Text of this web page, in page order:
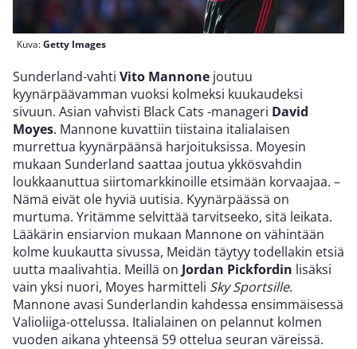
Kuva:Getty Images
Sunderland-vahti Vito Mannone joutuu
kyynärpäävamman vuoksi kolmeksi kuukaudeksi
sivuun. Asian vahvisti Black Cats -manageri David
Moyes. Mannone kuvattiin tiistaina italialaisen
murrettua kyynärpäänsä harjoituksissa. Moyesin
mukaan Sunderland saattaa joutua ykkösvahdin
loukkaanuttua siirtomarkkinoille etsimään korvaajaa. –
Nämä eivät ole hyviä uutisia. Kyynärpäässä on
murtuma. Yritämme selvittää tarvitseeko, sitä leikata.
Lääkärin ensiarvion mukaan Mannone on vähintään
kolme kuukautta sivussa, Meidän täytyy todellakin etsiä
uutta maalivahtia. Meillä on Jordan Pickfordin lisäksi
vain yksi nuori, Moyes harmitteli Sky Sportsille.
Mannone avasi Sunderlandin kahdessa ensimmäisessä
Valioliiga-ottelussa. Italialainen on pelannut kolmen
vuoden aikana yhteensä 59 ottelua seuran väreissä.